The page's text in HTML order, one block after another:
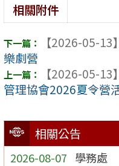
相關公告
2026-08-07 學務處
相關附件
【2026-05-13】
樂劇營
【2026-05-13】
管理協會2026夏令營